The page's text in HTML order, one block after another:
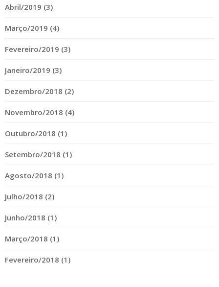
Abril/2019 (3)
Março/2019 (4)
Fevereiro/2019 (3)
Janeiro/2019 (3)
Dezembro/2018 (2)
Novembro/2018 (4)
Outubro/2018 (1)
Setembro/2018 (1)
Agosto/2018 (1)
Julho/2018 (2)
Junho/2018 (1)
Março/2018 (1)
Fevereiro/2018 (1)